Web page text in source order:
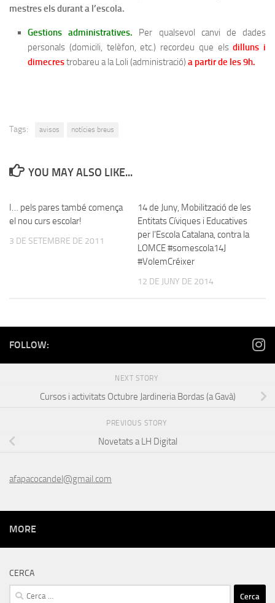
mestres els durant a l’escola.
Gestions administratives. Per qualsevol canvi de dades
personals (domicili, telèfon, etc.) recordeu que elsdilluns i
dimecrestrobareu a la Loli (administració) a partir de les 9h.
Tags: avisos notícies breus
YOU MAY ALSO LIKE...
I… pels pares també comença
el nou curs escolar!
3 DE SETEMBRE DE 2011
14 de Juny, Mobilització de les
Entitats Cíviques i Educatives
per l’Escola Catalana, contra la
LOMCE #somescola14J
#VolemCréixer
12 DE JUNY DE 2014
FOLLOW:
NEXT STORY
Cursos i activitats Octubre Jardineria Bordas (a Gavà)
PREVIOUS STORY
Novetats a LH Digital
afapacocandel@gmail.com
MORE
CERCA
Cerca: